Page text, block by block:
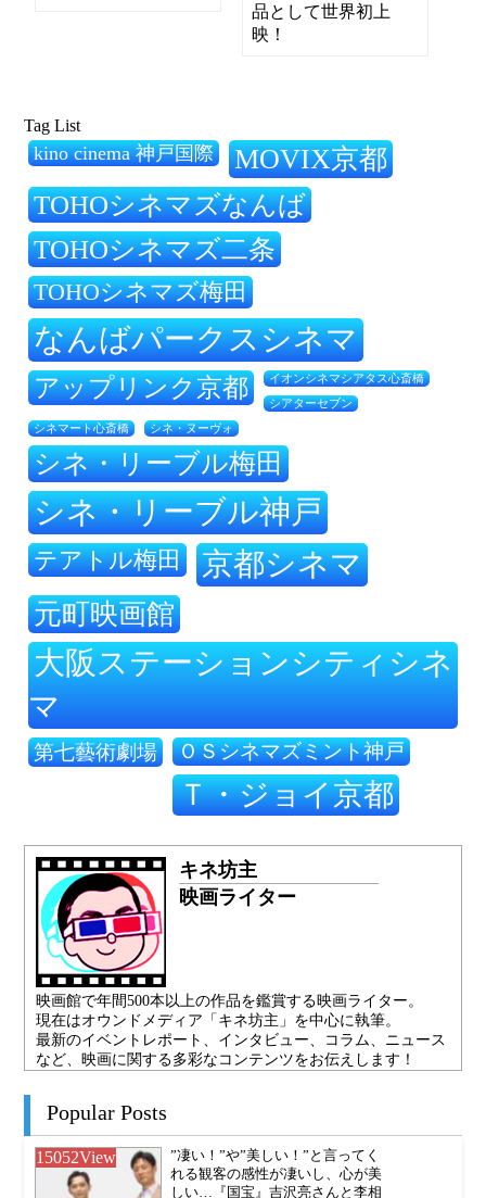
品として世界初上
映！
Tag List
kino cinema 神戸国際 MOVIX京都
TOHOシネマズなんば
TOHOシネマズ二条
TOHOシネマズ梅田
なんばパークスシネマ
アップリンク京都 イオンシネマシアタス心斎橋
シアターセブン
シネマート心斎橋 シネ・ヌーヴォ
シネ・リーブル梅田
シネ・リーブル神戸
テアトル梅田 京都シネマ
元町映画館
大阪ステーションシティシネ
マ
第七藝術劇場 ＯＳシネマズミント神戸
Ｔ・ジョイ京都
キネ坊主
映画ライター
映画館で年間500本以上の作品を鑑賞する映画ライター。
現在はオウンドメディア「キネ坊主」を中心に執筆。
最新のイベントレポート、インタビュー、コラム、ニュース
など、映画に関する多彩なコンテンツをお伝えします！
Popular Posts
15052View
”凄い！”や”美しい！”と言ってく
れる観客の感性が凄いし、心が美
しい…『国宝』吉沢亮さんと李相